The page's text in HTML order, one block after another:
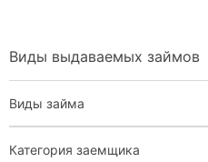
Виды выдаваемых займов
Виды займа
Категория заемщика